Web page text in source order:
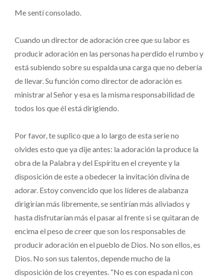
Me sentí consolado.
Cuando un director de adoración cree que su labor es
producir adoración en las personas ha perdido el rumbo y
está subiendo sobre su espalda una carga que no debería
de llevar. Su función como director de adoración es
ministrar al Señor y esa es la misma responsabilidad de
todos los que él está dirigiendo.
Por favor, te suplico que a lo largo de esta serie no
olvides esto que ya dije antes: la adoración la produce la
obra de la Palabra y del Espíritu en el creyente y la
disposición de este a obedecer la invitación divina de
adorar. Estoy convencido que los líderes de alabanza
dirigirían más libremente, se sentirían más aliviados y
hasta disfrutarían más el pasar al frente si se quitaran de
encima el peso de creer que son los responsables de
producir adoración en el pueblo de Dios. No son ellos, es
Dios. No son sus talentos, depende mucho de la
disposición de los creyentes. “No es con espada ni con